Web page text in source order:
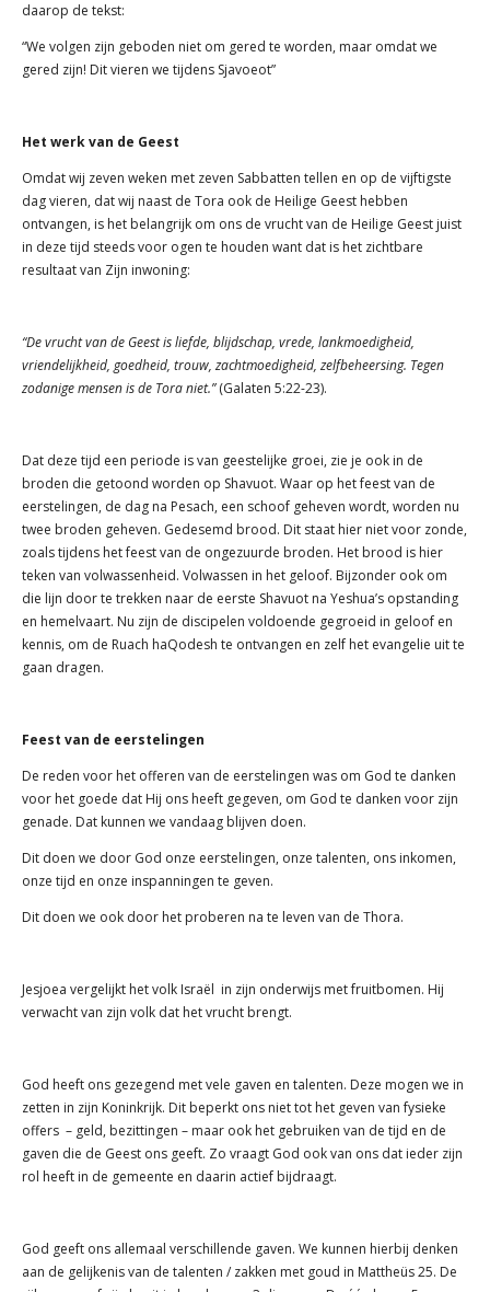
daarop de tekst:
“We volgen zijn geboden niet om gered te worden, maar omdat we
gered zijn! Dit vieren we tijdens Sjavoeot”
Het werk van de Geest
Omdat wij zeven weken met zeven Sabbatten tellen en op de vijftigste
dag vieren, dat wij naast de Tora ook de Heilige Geest hebben
ontvangen, is het belangrijk om ons de vrucht van de Heilige Geest juist
in deze tijd steeds voor ogen te houden want dat is het zichtbare
resultaat van Zijn inwoning:
“De vrucht van de Geest is liefde, blijdschap, vrede, lankmoedigheid,
vriendelijkheid, goedheid, trouw, zachtmoedigheid, zelfbeheersing. Tegen
zodanige mensen is de Tora niet.”(Galaten 5:22-23).
Dat deze tijd een periode is van geestelijke groei, zie je ook in de
broden die getoond worden op Shavuot. Waar op het feest van de
eerstelingen, de dag na Pesach, een schoof geheven wordt, worden nu
twee broden geheven. Gedesemd brood. Dit staat hier niet voor zonde,
zoals tijdens het feest van de ongezuurde broden. Het brood is hier
teken van volwassenheid. Volwassen in het geloof. Bijzonder ook om
die lijn door te trekken naar de eerste Shavuot na Yeshua’s opstanding
en hemelvaart. Nu zijn de discipelen voldoende gegroeid in geloof en
kennis, om de Ruach haQodesh te ontvangen en zelf het evangelie uit te
gaan dragen.
Feest van de eerstelingen
De reden voor het offeren van de eerstelingen was om God te danken
voor het goede dat Hij ons heeft gegeven, om God te danken voor zijn
genade. Dat kunnen we vandaag blijven doen.
Dit doen we door God onze eerstelingen, onze talenten, ons inkomen,
onze tijd en onze inspanningen te geven.
Dit doen we ook door het proberen na te leven van de Thora.
Jesjoea vergelijkt het volk Israël in zijn onderwijs met fruitbomen. Hij
verwacht van zijn volk dat het vrucht brengt.
God heeft ons gezegend met vele gaven en talenten. Deze mogen we in
zetten in zijn Koninkrijk. Dit beperkt ons niet tot het geven van fysieke
offers – geld, bezittingen – maar ook het gebruiken van de tijd en de
gaven die de Geest ons geeft. Zo vraagt God ook van ons dat ieder zijn
rol heeft in de gemeente en daarin actief bijdraagt.
God geeft ons allemaal verschillende gaven. We kunnen hierbij denken
aan de gelijkenis van de talenten / zakken met goud in Mattheüs 25. De